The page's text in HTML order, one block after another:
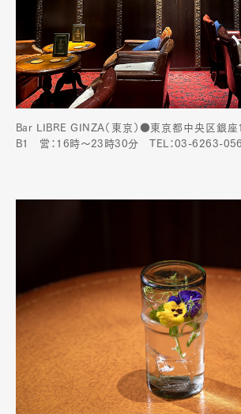
Bar LIBRE GINZA（東京）●東京都中央区銀
B1 営：16時～23時30分 TEL：03-6263-